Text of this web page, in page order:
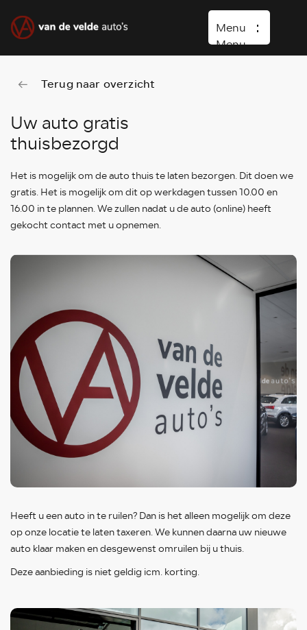
Menu
Menu
Home
Occasions
Diensten
Vacature
Verkocht
Terug naar overzicht
Uw auto gratis
thuisbezorgd
Het is mogelijk om de auto thuis te laten bezorgen. Dit doen we
gratis. Het is mogelijk om dit op werkdagen tussen 10.00 en
16.00 in te plannen. We zullen nadat u de auto (online) heeft
gekocht contact met u opnemen.
Heeft u een auto in te ruilen? Dan is het alleen mogelijk om deze
op onze locatie te laten taxeren. We kunnen daarna uw nieuwe
auto klaar maken en desgewenst omruilen bij u thuis.
Deze aanbieding is niet geldig icm. korting.